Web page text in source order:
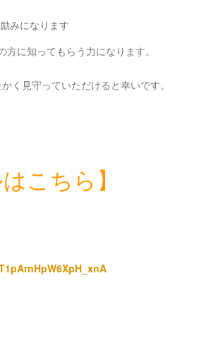
みになります
に知ってもらう力になります。
く見守っていただけると幸いです。
こちら】